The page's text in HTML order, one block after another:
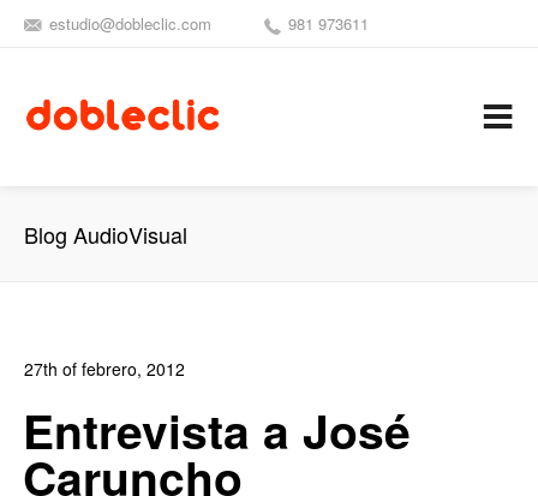
estudio@dobleclic.com 981 973611
Blog AudioVisual
27th of febrero, 2012
1
Entrevista a José
Caruncho